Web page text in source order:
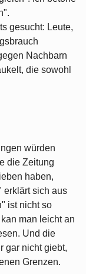
gesucht: Leute,
Nachbarn
die sowohl
würden
die Zeitung
haben,
erklärt sich aus
ist nicht so
man leicht an
Und die
gar nicht giebt,
Grenzen.